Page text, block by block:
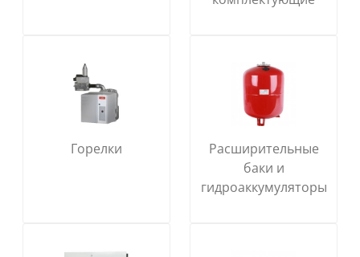
Горелки
Расширительные
баки и
гидроаккумуляторы